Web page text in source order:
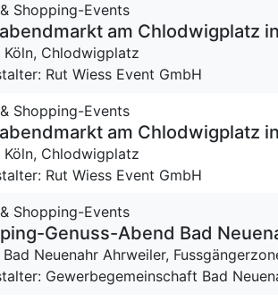
Shopping-Events
am Chlodwigplatz
Chlodwigplatz
Rut Wiess Event GmbH
Shopping-Events
am Chlodwigplatz
Chlodwigplatz
Rut Wiess Event GmbH
Shopping-Events
Genuss-Abend Bad
Neuenahr Ahrweiler,
Gewerbegemeinschaft Bad